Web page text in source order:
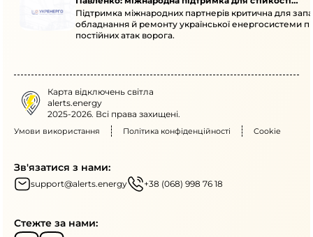
енергосистеми
Підтримка міжнародних партнерів критична для
обладнання й ремонту української енергосистеми
постійних атак ворога.
Карта відключень світла
alerts.energy
2025-2026. Всі права захищені.
Умови використання Політика конфіденційності Cookie
Зв'язатися з нами:
support@alerts.energy +38 (068) 998 76 18
Стежте за нами: